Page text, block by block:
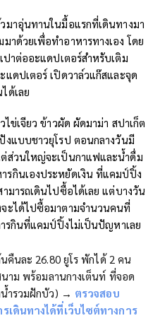
มาอุ่นทานในมื้อแรกที่เดินทางมา
าด้วยเพื่อทำอาหารทางเอง โดย
ปาต่ออะแดปเตอร์สำหรับเติม
ดปเตอร์ เปิดวาล์วแก๊สและจุด
ด้เลย
ข่เจียว ข้าวผัด ผัดมาม่า สปาเก็ต
แบบชาวยุโรป ตอนกลางวันมี
ส่วนใหญ่จะเป็นกาแฟและน้ำดื่ม
รกินเองประหยัดเงิน ที่แคมป์ปิ้ง
มารถเดินไปซื้อได้เลย แต่บางวัน
ะได้ไปซื้อมาตามจำนวนคนที่
ารกินที่แคมป์ปิ้งไม่เป็นปัญหาเลย
คืนละ 26.80 ยูโร พักได้ 2 คน
าม พร้อมลานกางเต็นท์ ที่จอด
ำรวมฝักบัว) → ตรวจสอบ
เดินทางได้ที่เว็บไซต์ทางการ